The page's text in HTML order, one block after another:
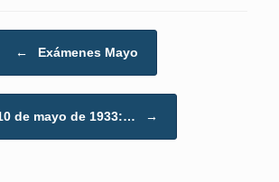
← Exámenes Mayo
de mayo de 1933:… →